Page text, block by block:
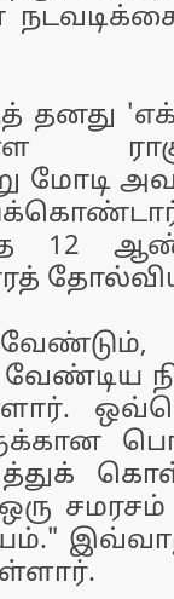
தனது
மோடி
12
ஒரு